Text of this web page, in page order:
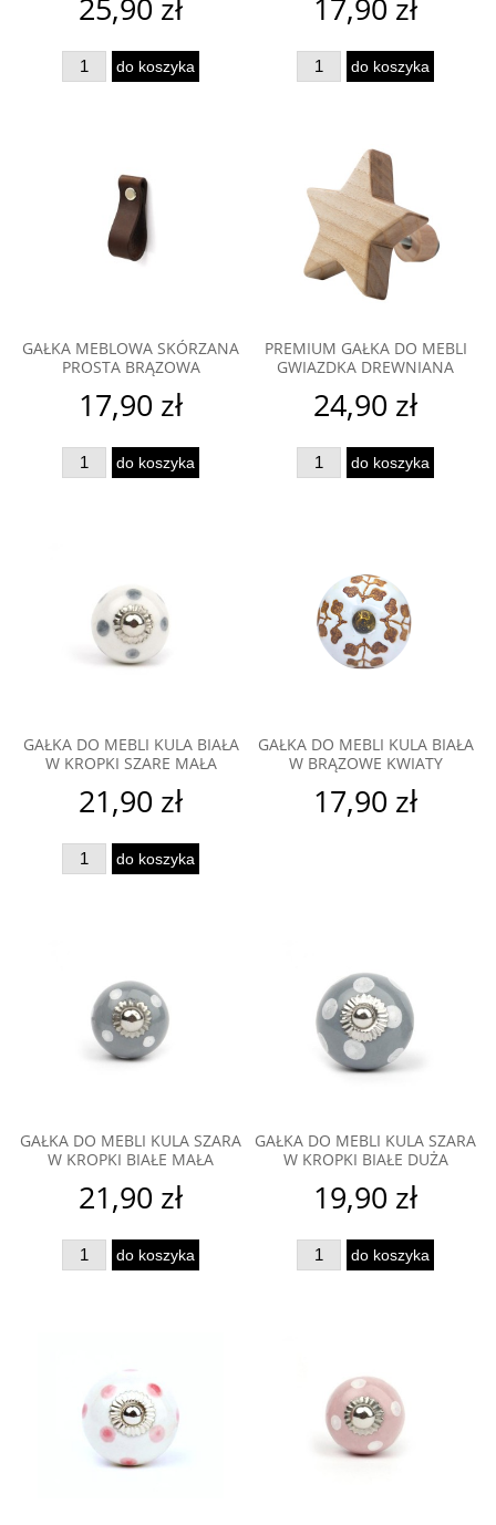
25,90 zł
do koszyka
17,90 zł
do koszyka
GAŁKA MEBLOWA SKÓRZANA
PROSTA BRĄZOWA
17,90 zł
do koszyka
PREMIUM GAŁKA DO MEBLI
GWIAZDKA DREWNIANA
24,90 zł
do koszyka
GAŁKA DO MEBLI KULA BIAŁA
W KROPKI SZARE MAŁA
21,90 zł
do koszyka
GAŁKA DO MEBLI KULA BIAŁA
W BRĄZOWE KWIATY
17,90 zł
GAŁKA DO MEBLI KULA SZARA
W KROPKI BIAŁE MAŁA
21,90 zł
do koszyka
GAŁKA DO MEBLI KULA SZARA
W KROPKI BIAŁE DUŻA
19,90 zł
do koszyka